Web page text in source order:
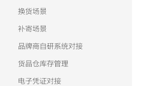
换货场景
补寄场景
品牌商自研系统对接
货品仓库存管理
电子凭证对接